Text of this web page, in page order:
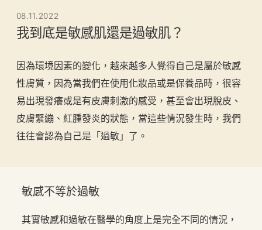
08.11.2022
我到底是敏感肌還是過敏肌？
因為環境因素的變化，越來越多人覺得自己是屬於敏感
性膚質，因為當我們在使用化妝品或是保養品時，很容
易出現發癢或是有皮膚刺激的感受，甚至會出現脫皮、
皮膚緊繃、紅腫發炎的狀態，當這些情況發生時，我們
往往會認為自己是「過敏」了。
敏感不等於過敏
其實敏感和過敏在醫學的角度上是完全不同的情況，